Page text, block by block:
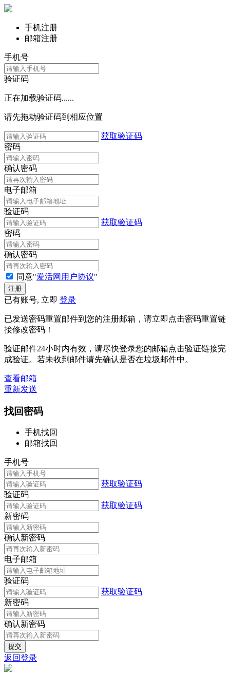
手机注册
邮箱注册
手机号
验证码
正在加载验证码......
请先拖动验证码到相应位置
获取验证码
密码
确认密码
电子邮箱
验证码
获取验证码
密码
确认密码
同意"爱活网用户协议"
已有账号, 立即 登录
已发送密码重置邮件到您的注册邮箱，请立即点击密码重置链
接修改密码！
验证邮件24小时内有效，请尽快登录您的邮箱点击验证链接完
成验证。若未收到邮件请先确认是否在垃圾邮件中。
查看邮箱
重新发送
找回密码
手机找回
邮箱找回
手机号
获取验证码
验证码
获取验证码
新密码
确认新密码
电子邮箱
验证码
获取验证码
新密码
确认新密码
返回登录